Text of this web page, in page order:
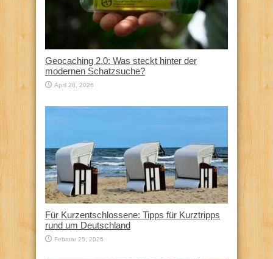
Geocaching 2.0: Was steckt hinter der
modernen Schatzsuche?
April 28, 2026
Für Kurzentschlossene: Tipps für Kurztripps
rund um Deutschland
Februar 25, 2026